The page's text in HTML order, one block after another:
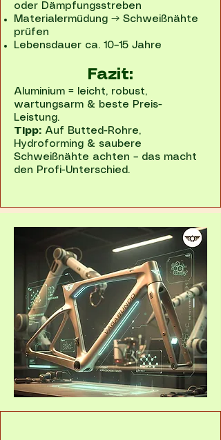
oder Dämpfungsstreben
Materialermüdung → Schweißnähte
prüfen
Lebensdauer ca. 10–15 Jahre
Fazit:
Aluminium = leicht, robust,
wartungsarm & beste Preis-
Leistung.
Tipp: Auf Butted-Rohre,
Hydroforming & saubere
Schweißnähte achten – das macht
den Profi-Unterschied.